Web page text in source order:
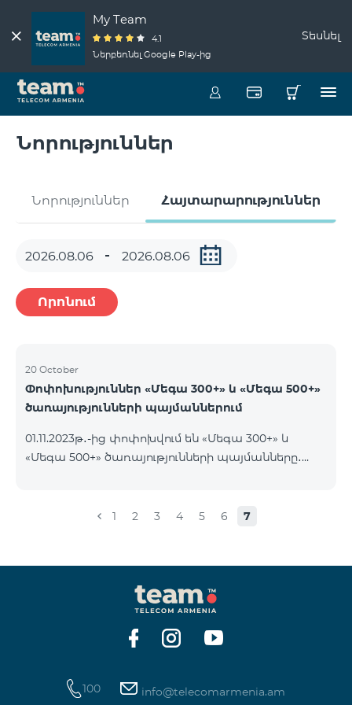
My Team
4.1
Ներբեռնել Google Play-ից
Տեսնել
Նորություններ
Նորություններ Հայտարարություններ
Որոնում
20 October
Փոփոխություններ «Մեգա 300+» և «Մեգա 500+»
ծառայությունների պայմաններում
01.11.2023թ․-ից փոփոխվում են «Մեգա 300+» և
«Մեգա 500+» ծառայությունների պայմանները․
չսպառված ինտերնետի մնացորդը չի զրոյանում
1 2 3 4 5 6 7
100 info@telecomarmenia.am